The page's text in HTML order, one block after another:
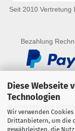
Diese Webseite
Technologien
Wir verwenden
Drittanbietern, um die
gewährleisten, die
Seit 2010 Vertretung
Bezahlung
Händlerbund